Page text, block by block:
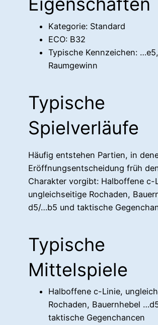
Kategorie: Standard
ECO: B32
Typische Kennzeichen:
Raumgewinn
Typische
Spielverläufe
Häufig entstehen Partien, in
Eröffnungsentscheidung früh
Charakter vorgibt: Halboffene c-
ungleichseitige Rochaden,
d5/…b5 und taktische
Typische
Mittelspiele
Halboffene c-Linie,
Rochaden, Bauernhebel
taktische Gegenchancen